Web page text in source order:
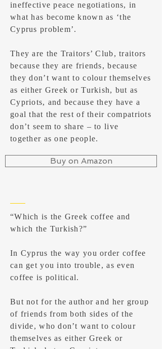
ineffective peace negotiations, in
what has become known as ‘the
Cyprus problem’.
They are the Traitors’ Club, traitors
because they are friends, because
they don’t want to colour themselves
as either Greek or Turkish, but as
Cypriots, and because they have a
goal that the rest of their compatriots
don’t seem to share – to live
together as one people.
Buy on Amazon
“Which is the Greek coffee and
which the Turkish?”
In Cyprus the way you order coffee
can get you into trouble, as even
coffee is political.
But not for the author and her group
of friends from both sides of the
divide, who don’t want to colour
themselves as either Greek or